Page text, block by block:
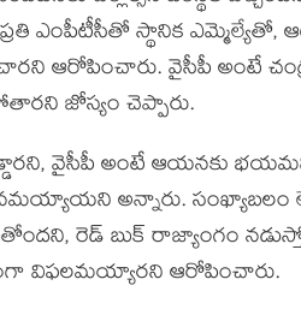
ఎంపీటీసీతో స్థానిక
ఆరోపించారు. వైసీపీ అంటే
జోస్యం చెప్పారు.
వైసీపీ అంటే ఆయనకు భయమని
అన్నారు. సంఖ్యాబలం
రెడ్ బుక్ రాజ్యాంగం
విఫలమయ్యారని ఆరోపించారు.